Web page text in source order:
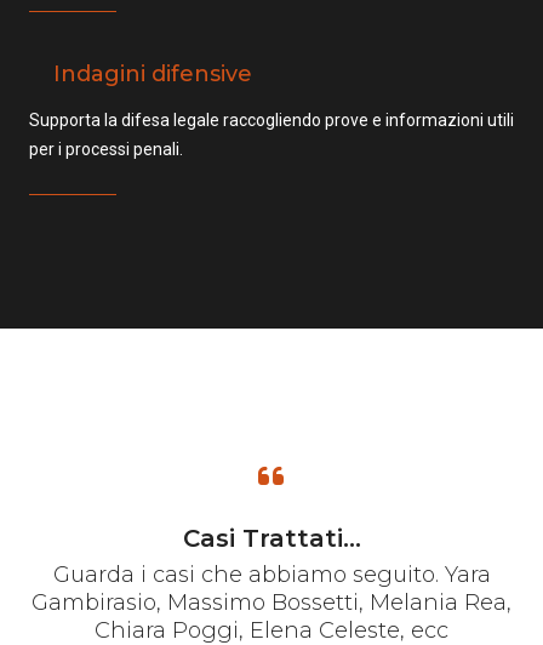
Indagini difensive
Supporta la difesa legale raccogliendo prove e informazioni utili
per i processi penali.
Casi Trattati...
Guarda i casi che abbiamo seguito. Yara
Gambirasio, Massimo Bossetti, Melania Rea,
Chiara Poggi, Elena Celeste, ecc